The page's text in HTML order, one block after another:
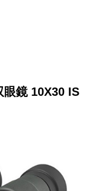
鏡 10X30 IS